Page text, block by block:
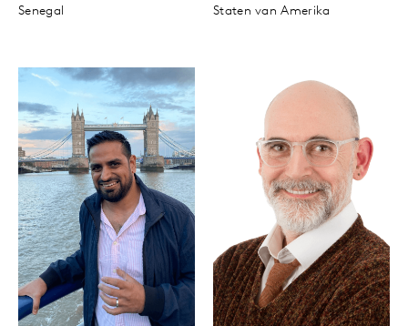
Senegal
Staten van Amerika